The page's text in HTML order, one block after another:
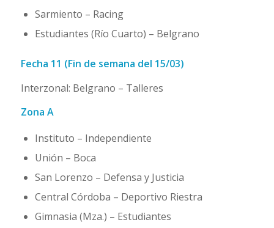
Sarmiento – Racing
Estudiantes (Río Cuarto) – Belgrano
Fecha 11 (Fin de semana del 15/03)
Interzonal: Belgrano – Talleres
Zona A
Instituto – Independiente
Unión – Boca
San Lorenzo – Defensa y Justicia
Central Córdoba – Deportivo Riestra
Gimnasia (Mza.) – Estudiantes